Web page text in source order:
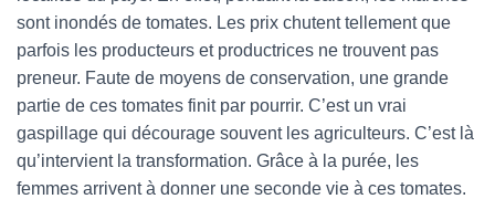
sont inondés de tomates. Les prix chutent tellement que
parfois les producteurs et productrices ne trouvent pas
preneur. Faute de moyens de conservation, une grande
partie de ces tomates finit par pourrir. C’est un vrai
gaspillage qui décourage souvent les agriculteurs. C’est là
qu’intervient la transformation. Grâce à la purée, les
femmes arrivent à donner une seconde vie à ces tomates.